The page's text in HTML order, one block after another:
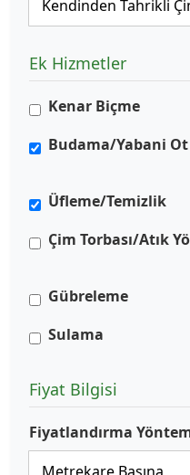
Ek Hizmetler
Kenar Biçme
Budama/Yabani
Üfleme/Temizlik
Çim Torbası/Atık
Gübreleme
Sulama
Fiyat Bilgisi
Fiyatlandırma